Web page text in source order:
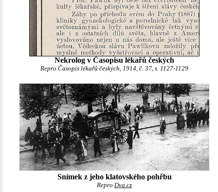
Nekrolog v Časopisu lékařů českých
Repro Časopis lékařů českých, 1914, č. 37, s. 1127-1129
Snímek z jeho klatovského pohřbu
Repro Dva.cz